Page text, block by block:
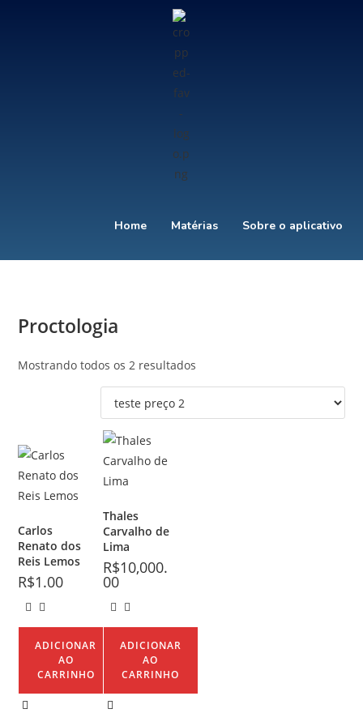
Home Matérias Sobre o aplicativo
Proctologia
Mostrando todos os 2 resultados
Carlos
Renato dos
Reis Lemos
R$1.00
ADICIONAR
AO
CARRINHO
Thales
Carvalho de
Lima
R$10,000.
00
ADICIONAR
AO
CARRINHO